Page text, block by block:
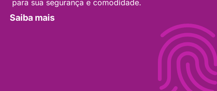
para sua segurança e comodidade.
Saiba mais